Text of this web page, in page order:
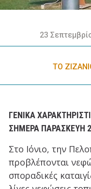
23
ΤΟ
ΓΕΝΙΚΑ
ΣΗΜΕΡΑ ΠΑΡΑΣΚΕΥΗ
Στο Ιόνιο, την
προβλέπονται
σποραδικές